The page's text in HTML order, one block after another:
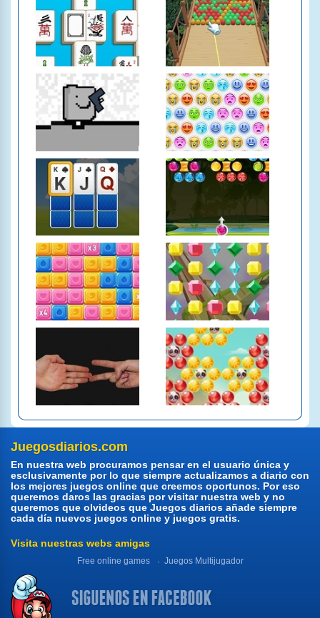
Juegosdiarios.com
En nuestra web procuramos pensar en el usuario única y
esclusivamente por lo que siempre actualizamos a diario con
los mejores juegos online que creemos oportunos. Por eso
queremos daros las gracias por visitar nuestra web y no
queremos que olvideos que Juegos diarios añade siempre
cada día nuevos juegos online y juegos gratis.
Visita nuestras webs amigas
Free online games Juegos Multijugador